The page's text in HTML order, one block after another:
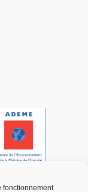
fonctionnement